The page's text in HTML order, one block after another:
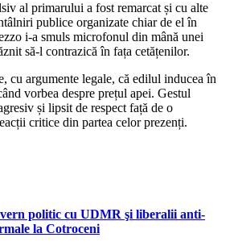
al primarului a fost remarcat și cu alte
publice organizate chiar de el în
i-a smuls microfonul din mână unei
să-l contrazică în fața cetățenilor.
cu argumente legale, că edilul inducea în
vorbea despre prețul apei. Gestul
și lipsit de respect față de o
critice din partea celor prezenți.
politic cu UDMR şi liberalii anti-
la Cotroceni